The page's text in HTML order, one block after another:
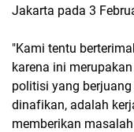
Jakarta pada 3
"Kami tentu
karena ini
politisi yang
dinafikan, adalah
memberikan